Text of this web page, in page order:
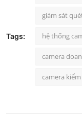
Tags:
giám sát
hệ thống
camera
camera